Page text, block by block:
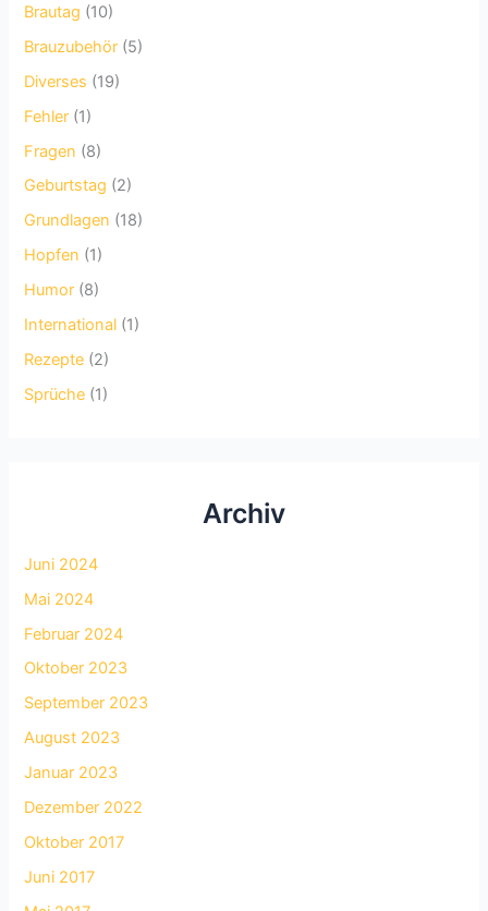
Brautag (10)
Brauzubehör (5)
Diverses (19)
Fehler (1)
Fragen (8)
Geburtstag (2)
Grundlagen (18)
Hopfen (1)
Humor (8)
International (1)
Rezepte (2)
Sprüche (1)
Archiv
Juni 2024
Mai 2024
Februar 2024
Oktober 2023
September 2023
August 2023
Januar 2023
Dezember 2022
Oktober 2017
Juni 2017